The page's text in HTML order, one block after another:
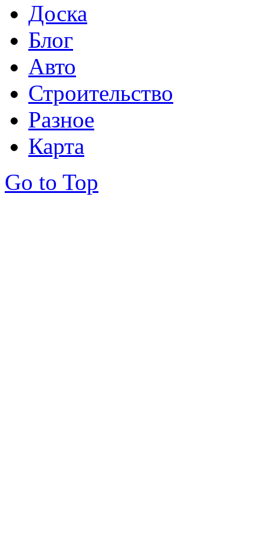
Доска
Блог
Авто
Строительство
Разное
Карта
Go to Top